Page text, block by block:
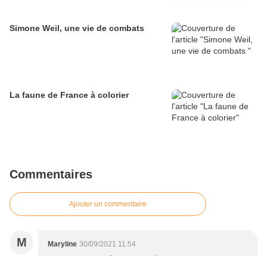
Simone Weil, une vie de combats
La faune de France à colorier
Commentaires
Ajouter un commentaire
M Maryline 30/09/2021 11:54